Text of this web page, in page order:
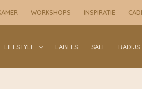
WORKSHOPS INSPIRATIE
LIFESTYLE LABELS SALE RADIJS